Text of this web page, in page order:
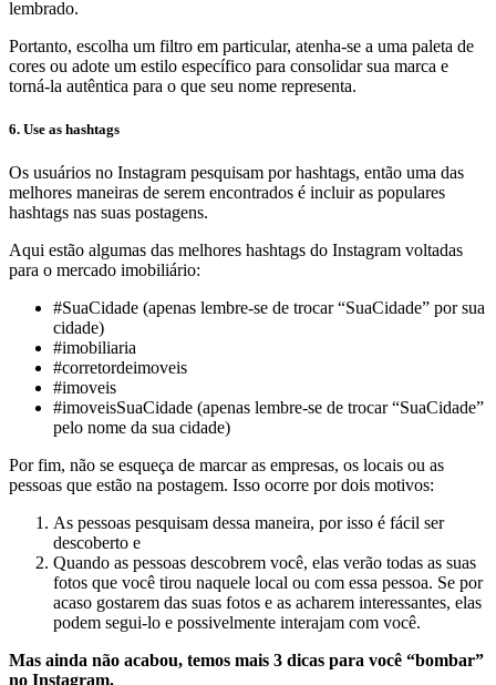
lembrado.
Portanto, escolha um filtro em particular, atenha-se a uma paleta de
cores ou adote um estilo específico para consolidar sua marca e
torná-la autêntica para o que seu nome representa.
6. Use as hashtags
Os usuários no Instagram pesquisam por hashtags, então uma das
melhores maneiras de serem encontrados é incluir as populares
hashtags nas suas postagens.
Aqui estão algumas das melhores hashtags do Instagram voltadas
para o mercado imobiliário:
#SuaCidade (apenas lembre-se de trocar “SuaCidade” por sua
cidade)
#imobiliaria
#corretordeimoveis
#imoveis
#imoveisSuaCidade (apenas lembre-se de trocar “SuaCidade”
pelo nome da sua cidade)
Por fim, não se esqueça de marcar as empresas, os locais ou as
pessoas que estão na postagem. Isso ocorre por dois motivos:
As pessoas pesquisam dessa maneira, por isso é fácil ser
descoberto e
Quando as pessoas descobrem você, elas verão todas as suas
fotos que você tirou naquele local ou com essa pessoa. Se por
acaso gostarem das suas fotos e as acharem interessantes, elas
podem segui-lo e possivelmente interajam com você.
Mas ainda não acabou, temos mais 3 dicas para você “bombar”
no Instagram.